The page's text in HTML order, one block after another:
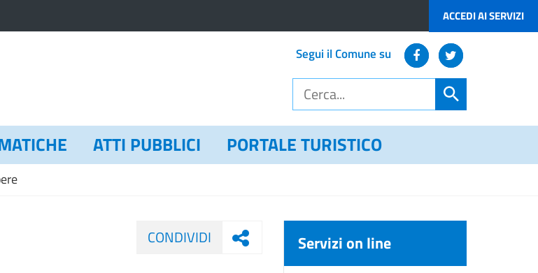
ACCEDI AI SERVIZI
Segui il Comune su
ATTI PUBBLICI
PORTALE TURISTICO
CONDIVIDI Servizi on line